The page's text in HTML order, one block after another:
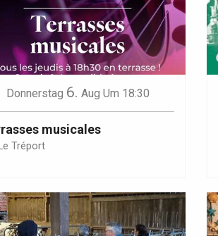
Donnerstag 6. Aug Um 18:30
musicales
Le Tréport